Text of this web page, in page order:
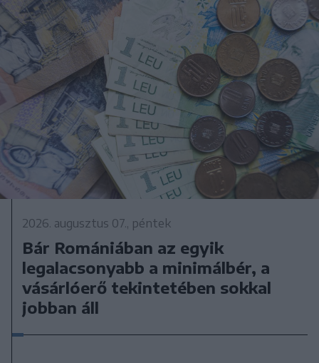
2026. augusztus 07., péntek
Bár Romániában az egyik
legalacsonyabb a minimálbér, a
vásárlóerő tekintetében sokkal
jobban áll